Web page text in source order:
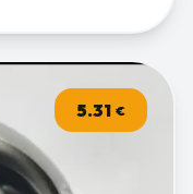
5.31 €